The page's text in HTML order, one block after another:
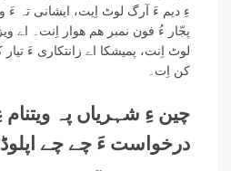
ءِ دیم ءَ آرگ لوٹ اِیت، ایشانی تہ ءَ
پجّار ءُ فون نمبر ھم ھوار اِنت۔ اے
لوٹ اِنت، پمیشکا اے زانتکاری ءَ
کن اِت۔
چین ءِ شہریاں پہ ویتنام
درخواست ءَ چے چے